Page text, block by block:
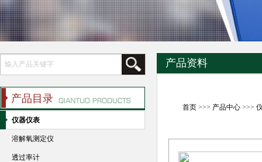
产品资料
首页>>> 产品中心>>>
产品目录
仪器仪表
溶解氧测定仪
透过率计